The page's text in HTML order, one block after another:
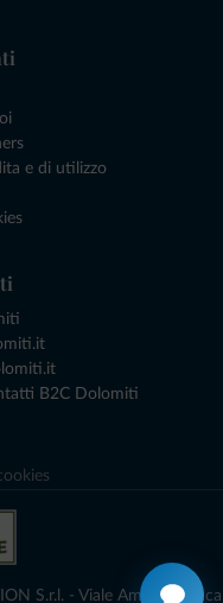
e di utilizzo
B2C Dolomiti
S.r.l. - Viale Amedeo Duca